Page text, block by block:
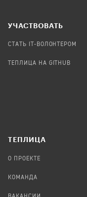
УЧАСТВОВАТЬ
СТАТЬ IT-ВОЛОНТЕРОМ
ТЕПЛИЦА НА GITHUB
TЕПЛИЦА
О ПРОЕКТЕ
КОМАНДА